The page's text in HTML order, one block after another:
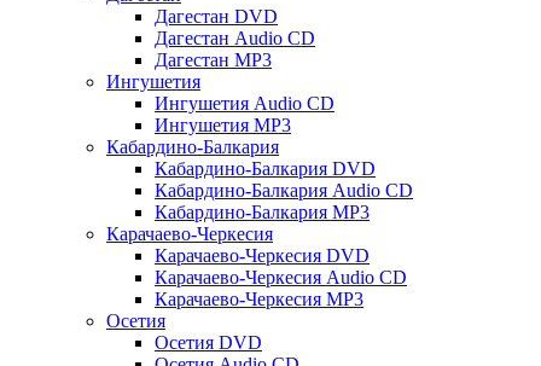
Дагестан DVD
Дагестан Audio CD
Дагестан MP3
Ингушетия
Ингушетия Audio CD
Ингушетия MP3
Кабардино-Балкария
Кабардино-Балкария DVD
Кабардино-Балкария Audio CD
Кабардино-Балкария MP3
Карачаево-Черкесия
Карачаево-Черкесия DVD
Карачаево-Черкесия Audio CD
Карачаево-Черкесия MP3
Осетия
Осетия DVD